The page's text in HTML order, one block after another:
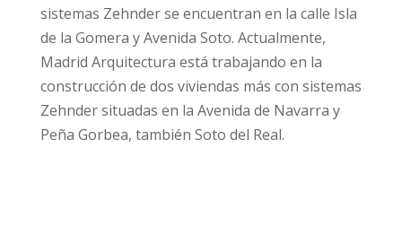
sistemas Zehnder se encuentran en la calle Isla
de la Gomera y Avenida Soto. Actualmente,
Madrid Arquitectura está trabajando en la
construcción de dos viviendas más con sistemas
Zehnder situadas en la Avenida de Navarra y
Peña Gorbea, también Soto del Real.